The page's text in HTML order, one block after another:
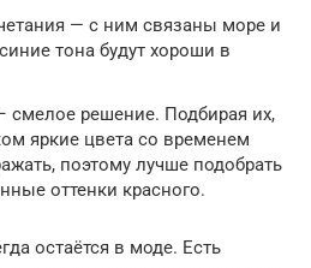
— с ним связаны море и
тона будут хороши в
смелое решение. Подбирая их,
яркие цвета со временем
поэтому лучше подобрать
оттенки красного.
остаётся в моде. Есть